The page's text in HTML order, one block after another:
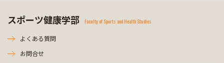
スポーツ健康学部 Faculty of Sports and Health Studies
よくある質問
お問合せ